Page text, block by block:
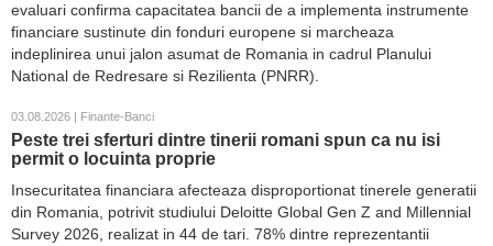
evaluari confirma capacitatea bancii de a implementa instrumente
financiare sustinute din fonduri europene si marcheaza
indeplinirea unui jalon asumat de Romania in cadrul Planului
National de Redresare si Rezilienta (PNRR).
03.08.2026 | Finante-Banci
Peste trei sferturi dintre tinerii romani spun ca nu isi
permit o locuinta proprie
Insecuritatea financiara afecteaza disproportionat tinerele generatii
din Romania, potrivit studiului Deloitte Global Gen Z and Millennial
Survey 2026, realizat in 44 de tari. 78% dintre reprezentantii